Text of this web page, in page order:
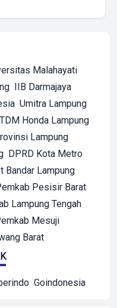
Malahayati
IIB Darmajaya
Umitra Lampung
TDM Honda Lampung
Lampung
DPRD Kota Metro
Bandar Lampung
Pesisir Barat
Lampung Tengah
Mesuji
Barat
Goindonesia